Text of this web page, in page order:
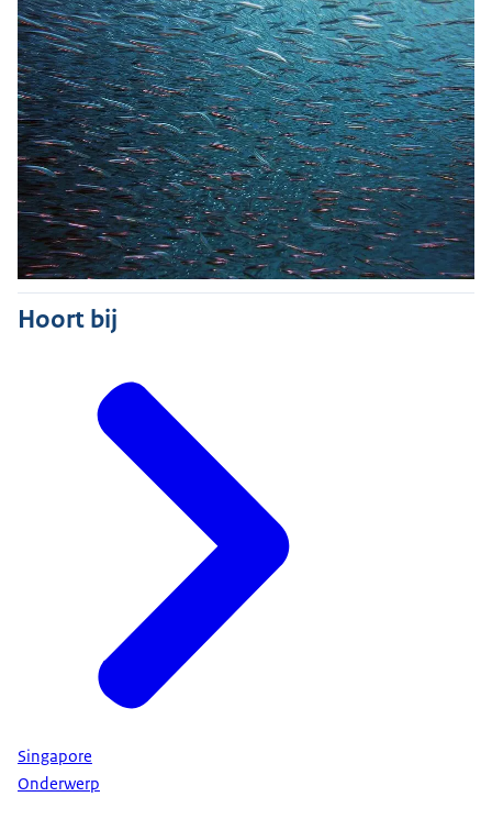
Hoort bij
Singapore
Onderwerp